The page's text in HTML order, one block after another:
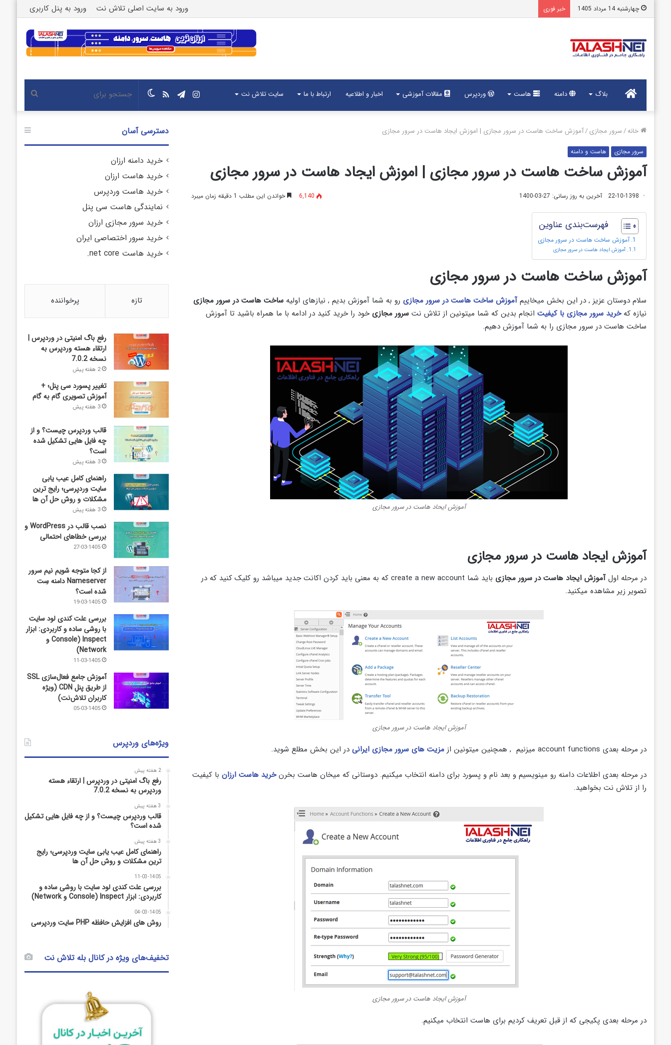
چهارشنبه 14 مرداد 1405 خبر فوری ورود به سایت اصلی تلاش نت ورود به پنل کاربری
خانه بلاگ دامنه هاست وردپرس مقالات آموزشی اخبار و اطلاعیه ارتباط با ما سایت تلاش نت جستجو تغییر
پوسته
خوراکتلگرام
اینستاگرام
خانه/ سرور مجازی/آموزش ساخت هاست در سرور مجازی | اموزش ایجاد هاست در سرور مجازی
سرور مجازی هاست و دامنه
آموزش ساخت هاست در سرور مجازی | اموزش ایجاد هاست در سرور مجازی
22-10-1398 آخرین به روز رسانی: 27-03-1400 6,140 خواندن این مطلب 1 دقیقه زمان میبرد
فهرست‌بندی عناوین
آموزش ساخت هاست در سرور مجازی
آموزش ایجاد هاست در سرور مجازی
آموزش ساخت هاست در سرور مجازی
سلام دوستان عزیز , در این بخش میخاییمآموزش ساخت هاست در سرور مجازی رو به شما آموزش بدیم , نیازهای اولیه ساخت هاست در سرور مجازی
نیازه کهخرید سرور مجازی با کیفیتانجام بدین که شما میتونین از تلاش نت سرور مجازی خود را خرید کنید در ادامه با ما همراه باشید تا آموزش
ساخت هاست در سرور مجازی را به شما آموزش دهیم.
آموزش ایحاد هاست در سرور مجازی
آموزش ایجاد هاست در سرور مجازی
در مرحله اولآموزش ایجاد هاست در سرور مجازی
باید شما create a new account که به معنی باید کردن اکانت جدید میباشد رو کلیک کنید که در
تصویر زیر مشاهده میکنید.
آموزش ایجاد هاست در سرور مجازی
در مرحله بعدی account functions میزنیم , همچنین میتونین از مزیت های سرور مجازی ایرانیدر این بخش مطلع شوید.
در مرحله بعدی اطلاعات دامنه رو مینویسیم و بعد نام و پسورد برای دامنه انتخاب میکنیم. دوستانی که میخان هاست بخرنخرید هاست ارزانبا کیفیت
را از تلاش نت بخواهید.
آموزش ایجاد هاست در سرور مجازی
در مرحله بعدی پکیجی که از قبل تعریف کردیم برای هاست انتخاب میکنیم.
دسترسی آسان
خرید دامنه ارزان
خرید هاست ارزان
خرید هاست وردپرس
نمایندگی هاست سی پنل
خرید سرور مجازی ارزان
خرید سرور اختصاصی ایران
خرید هاست net core.
تازه پرخواننده
رفع باگ امنیتی در وردپرس |
ارتقاء هسته وردپرس به
نسخه 7.0.2
2 هفته پیش
تغییر پسورد سی پنل؛ +
آموزش تصویری گام به گام
3 هفته پیش
قالب وردپرس چیست؟ و از
چه فایل­ هایی تشکیل شده
است؟
3 هفته پیش
راهنمای کامل عیب‌ یابی
سایت وردپرسی؛ رایج‌ ترین
مشکلات و روش حل آن‌ ها
3 هفته پیش
نصب قالب در WordPress و
بررسی خطاهای احتمالی
27-03-1405
از کجا متوجه شویم نیم ‌سرور
Nameserver دامنه سِت
شده است؟
19-03-1405
بررسی علت کندی لود سایت
با روشی ساده و کاربردی: ابزار
Inspect (Console و
Network)
11-03-1405
آموزش جامع فعال‌سازی SSL
از طریق پنل CDN (ویژه
کاربران تلاش‌نت)
05-03-1405
ویژه‌های وردپرس
2 هفته پیش
رفع باگ امنیتی در وردپرس | ارتقاء هسته
وردپرس به نسخه 7.0.2
3 هفته پیش
قالب وردپرس چیست؟ و از چه فایل­ هایی تشکیل
شده است؟
3 هفته پیش
راهنمای کامل عیب‌ یابی سایت وردپرسی؛ رایج‌
ترین مشکلات و روش حل آن‌ ها
11-03-1405
بررسی علت کندی لود سایت با روشی ساده و
کاربردی: ابزار Inspect (Console و Network)
04-03-1405
روش‌ های افزایش حافظه PHP سایت وردپرسی
تخفیف‌های ویژه در کانال بله تلاش نت